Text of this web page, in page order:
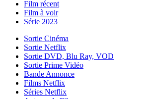
Film récent
Film à voir
Série 2023
Sortie Cinéma
Sortie Netflix
Sortie DVD, Blu Ray, VOD
Sortie Prime Vidéo
Bande Annonce
Films Netflix
Séries Netflix